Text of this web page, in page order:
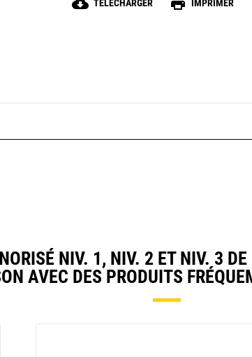
cloud_download TÉLÉCHARGER print IMPRIMER
NIV. 1, NIV. 2 ET NIV. 3
AVEC DES PRODUITS